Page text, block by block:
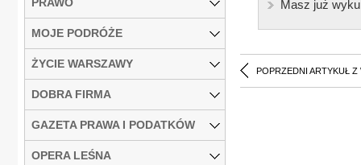
Masz już
POPRZEDNI ARTYKUŁ Z
MOJE PODRÓŻE
ŻYCIE WARSZAWY
DOBRA FIRMA
GAZETA PRAWA I PODATKÓW
OPERA LEŚNA